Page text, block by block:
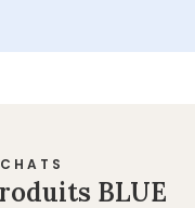
BLUE